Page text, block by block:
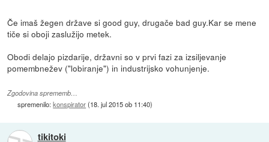
Če imaš žegen države si good guy, drugače bad guy.Kar se mene
tiče si oboji zaslužijo metek.
Obodi delajo pizdarije, državni so v prvi fazi za izsiljevanje
pomembnežev ("lobiranje") in industrijsko vohunjenje.
Zgodovina sprememb…
spremenilo:konspirator(18. jul 2015 ob 11:40)
tikitoki